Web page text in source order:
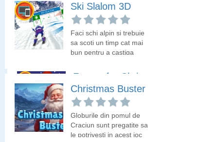
Joaca baschet cu globul
de Craciun!
Frozen for Christmas
Mos Craciun trebuie sa
inghete elfii care i-au
furat cadourile. Ajuta-l sa
ia codourile de la elfi.
Ski Slalom 3D
Faci schi alpin si trebuie
sa scoti un timp cat mai
bun pentru a castiga
castigati cumpara
Christmas Buster
Globurile din pomul de
Craciun sunt pregatite sa
le potrivesti in acest joc